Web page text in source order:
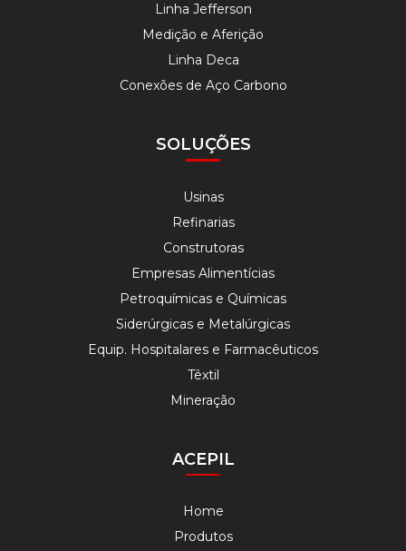
Linha Jefferson
Medição e Aferição
Linha Deca
Conexões de Aço Carbono
SOLUÇÕES
Usinas
Refinarias
Construtoras
Empresas Alimentícias
Petroquímicas e Químicas
Siderúrgicas e Metalúrgicas
Equip. Hospitalares e Farmacêuticos
Têxtil
Mineração
ACEPIL
Home
Produtos